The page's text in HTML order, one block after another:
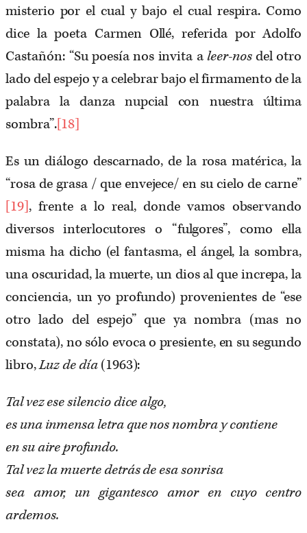
misterio por el cual y bajo el cual respira. Como
dice la poeta Carmen Ollé, referida por Adolfo
Castañón: “Su poesía nos invita aleer-nosdel otro
lado del espejo y a celebrar bajo el firmamento de la
palabra la danza nupcial con nuestra última
sombra”.[18]
Es un diálogo descarnado, de la rosa matérica, la
“rosa de grasa / que envejece/ en su cielo de carne”
[19], frente a lo real, donde vamos observando
diversos interlocutores o “fulgores”, como ella
misma ha dicho (el fantasma, el ángel, la sombra,
una oscuridad, la muerte, un dios al que increpa, la
conciencia, un yo profundo) provenientes de “ese
otro lado del espejo” que ya nombra (mas no
constata), no sólo evoca o presiente, en su segundo
libro,Luz de día(1963):
Tal vez ese silencio dice algo,
es una inmensa letra que nos nombra y contiene
en su aire profundo.
Tal vez la muerte detrás de esa sonrisa
sea amor, un gigantesco amor en cuyo centro
ardemos.